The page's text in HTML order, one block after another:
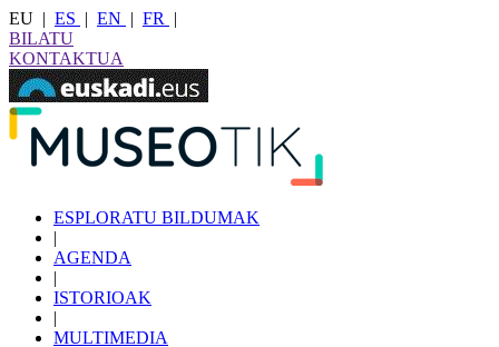
EU | ES | EN | FR
|
BILATU
KONTAKTUA
ESPLORATU BILDUMAK
|
AGENDA
|
ISTORIOAK
|
MULTIMEDIA